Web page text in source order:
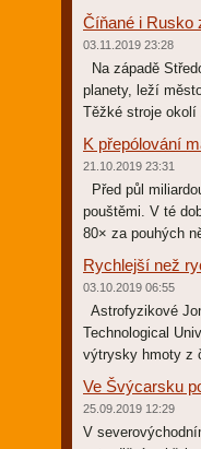
Číňané i Rusko
03.11.2019 23:28
Na západě
planety, leží
Těžké stroje okolí
K přepólování
21.10.2019 23:31
Před půl
pouštěmi. V té
80× za pouhých
Rychlejší než
03.10.2019 06:55
Astrofyzikové
Technological
výtrysky hmoty z
Ve Švýcarsku
25.09.2019 12:29
V